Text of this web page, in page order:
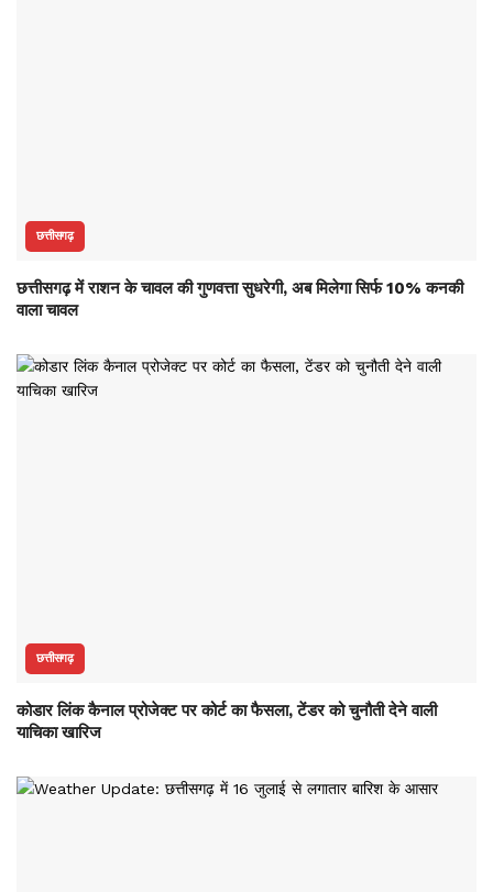
छत्तीसगढ़
छत्तीसगढ़ में राशन के चावल की गुणवत्ता सुधरेगी, अब मिलेगा सिर्फ 10% कनकी
वाला चावल
छत्तीसगढ़
कोडार लिंक कैनाल प्रोजेक्ट पर कोर्ट का फैसला, टेंडर को चुनौती देने वाली
याचिका खारिज